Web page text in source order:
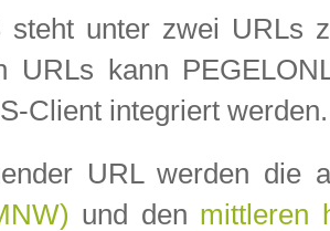
steht unter zwei URLs
URLs kann
Client integriert werden.
URL werden die
und den mittleren